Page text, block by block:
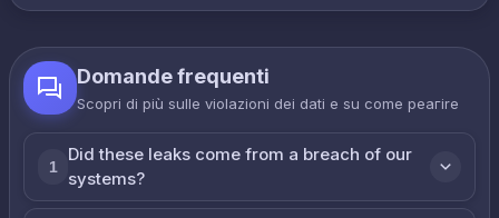
Domande frequenti
Scopri di più sulle violazioni dei dati e su come реагire
1
Did these leaks come from a breach of our
systems?